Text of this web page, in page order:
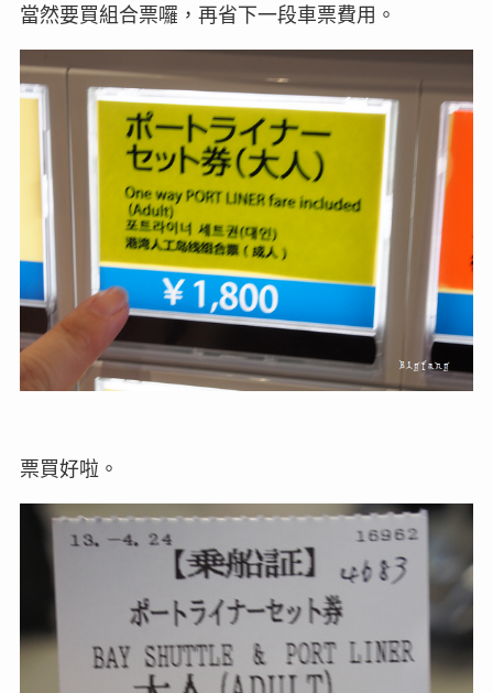
當然要買組合票囉，再省下一段車票費用。
票買好啦。